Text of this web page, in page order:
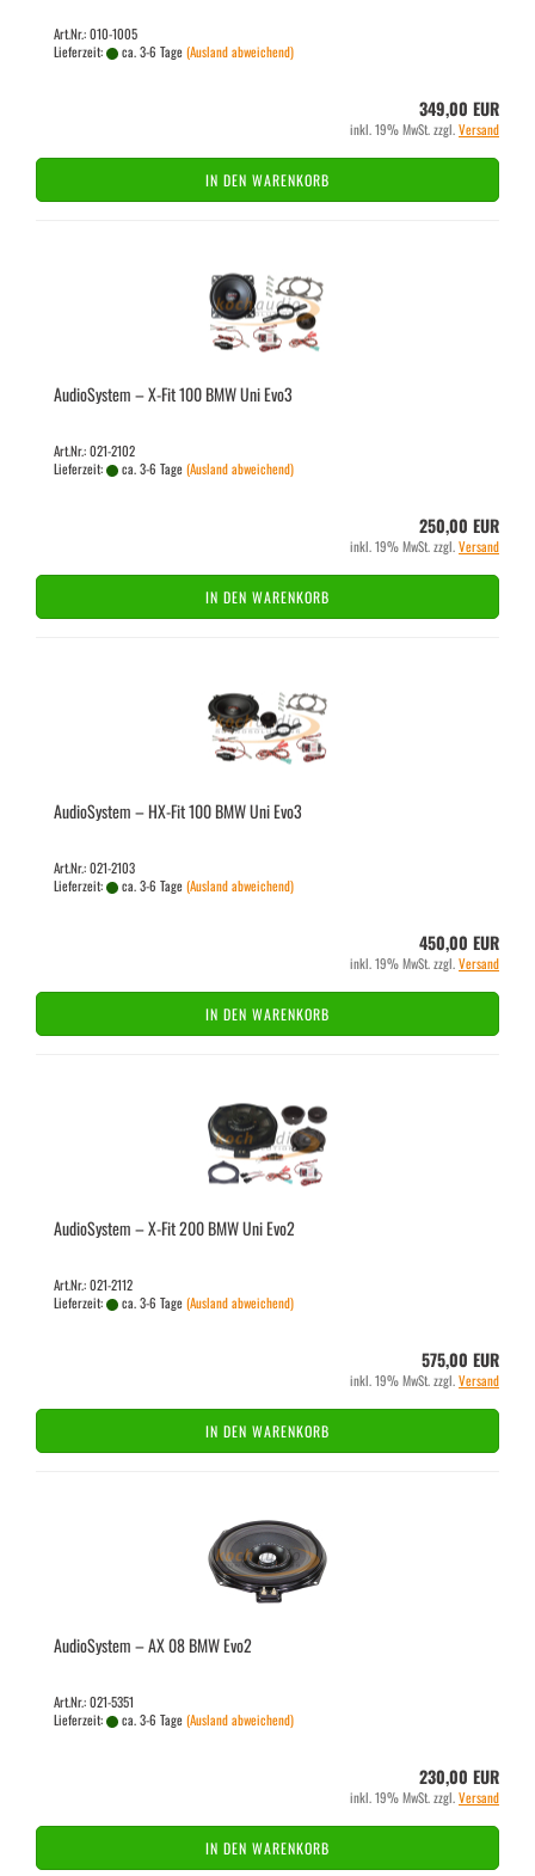
Art.Nr.: 010-1005
Lieferzeit:
ca. 3-6 Tage(Ausland abweichend)
349,00 EUR
inkl. 19% MwSt. zzgl.Versand
IN DEN WARENKORB
Au­dio­Sys­tem – X-Fit 100 BMW Uni Evo3
Art.Nr.: 021-2102
Lieferzeit:
ca. 3-6 Tage(Ausland abweichend)
250,00 EUR
inkl. 19% MwSt. zzgl.Versand
IN DEN WARENKORB
Au­dio­Sys­tem – HX-​Fit 100 BMW Uni Evo3
Art.Nr.: 021-2103
Lieferzeit:
ca. 3-6 Tage(Ausland abweichend)
450,00 EUR
inkl. 19% MwSt. zzgl.Versand
IN DEN WARENKORB
Au­dio­Sys­tem – X-Fit 200 BMW Uni Evo2
Art.Nr.: 021-2112
Lieferzeit:
ca. 3-6 Tage(Ausland abweichend)
575,00 EUR
inkl. 19% MwSt. zzgl.Versand
IN DEN WARENKORB
Au­dio­Sys­tem – AX 08 BMW Evo2
Art.Nr.: 021-5351
Lieferzeit:
ca. 3-6 Tage(Ausland abweichend)
230,00 EUR
inkl. 19% MwSt. zzgl.Versand
IN DEN WARENKORB